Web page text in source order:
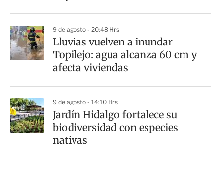
9 de agosto - 20:48 Hrs
Lluvias vuelven a inundar
Topilejo: agua alcanza 60 cm y
afecta viviendas
9 de agosto - 14:10 Hrs
Jardín Hidalgo fortalece su
biodiversidad con especies
nativas